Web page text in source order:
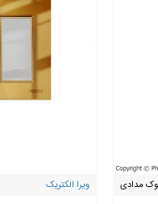
مدادی ویرا الکتریک